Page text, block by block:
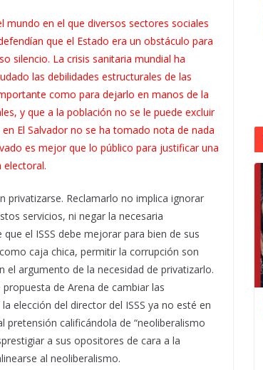
mundo en el que diversos sectores sociales
que el Estado era un obstáculo para
silencio. La crisis sanitaria mundial ha
las debilidades estructurales de las
como para dejarlo en manos de la
y que a la población no se le puede excluir
El Salvador no se ha tomado nota de nada
es mejor que lo público para justificar una
electoral.
privatizarse. Reclamarlo no implica ignorar
servicios, ni negar la necesaria
el ISSS debe mejorar para bien de sus
caja chica, permitir la corrupción son
argumento de la necesidad de privatizarlo.
de Arena de cambiar las
elección del director del ISSS ya no esté en
pretensión calificándola de “neoliberalismo
a sus opositores de cara a la
al neoliberalismo.